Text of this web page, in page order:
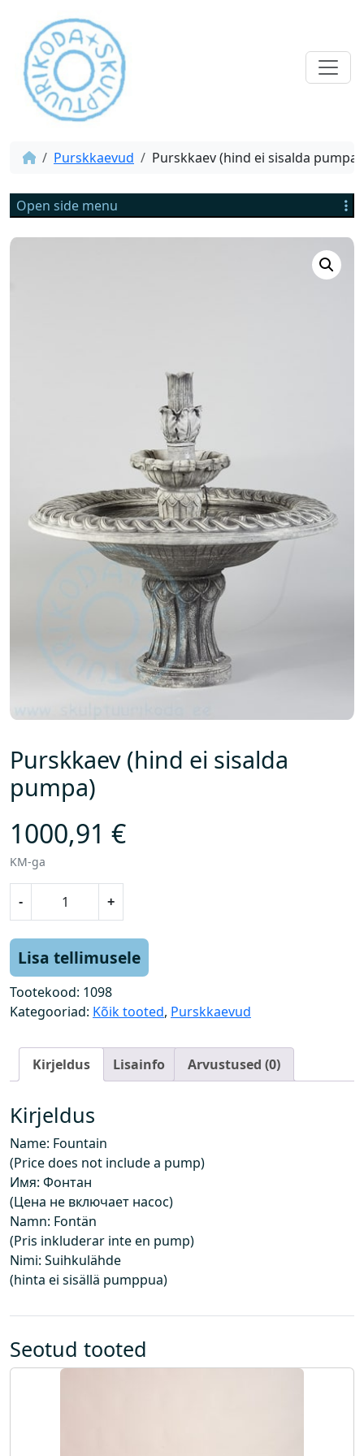
Purskkaevud Purskkaev (hind ei sisalda pumpa)
Open side menu
Purskkaev (hind ei sisalda
pumpa)
1000,91 €
KM-ga
-
k
k
a
h
i
n
d
e
i
s
i
s
a
l
a
p
u
+
Lisa tellimusele
Tootekood: 1098
Kategooriad: Kõik tooted, Purskkaevud
Kirjeldus Lisainfo Arvustused (0)
Kirjeldus
Name: Fountain
(Price does not include a pump)
Имя: Фонтан
(Цена не включает насос)
Namn: Fontän
(Pris inkluderar inte en pump)
Nimi: Suihkulähde
(hinta ei sisällä pumppua)
Seotud tooted